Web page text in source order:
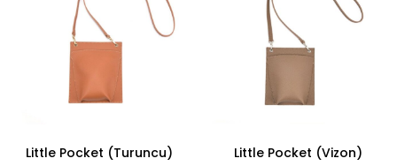
Little Pocket (Turuncu)
Little Pocket (Vizon)